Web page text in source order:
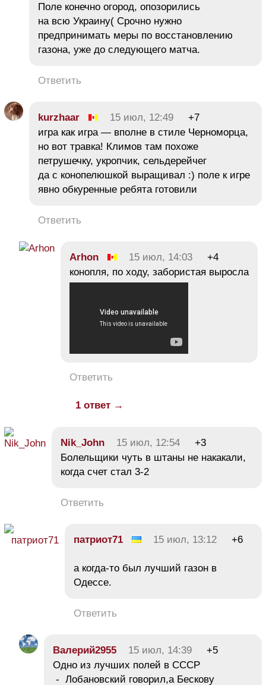
Поле конечно огород, опозорились
на всю Украину( Срочно нужно
предпринимать меры по восстановлению
газона, уже до следующего матча.
Ответить
kurzhaar 15 июл, 12:49
+7
игра как игра — вполне в стиле Черноморца,
но вот травка! Климов там похоже
петрушечку, укропчик, сельдерейчег
да с конопелюшкой выращивал :) поле к игре
явно обкуренные ребята готовили
Ответить
Arhon 15 июл, 14:03
+4
конопля, по ходу, забористая выросла
Ответить
1 ответ →
Nik_John 15 июл, 12:54
+3
Болельщики чуть в штаны не накакали,
когда счет стал 3-2
Ответить
патриот71 15 июл, 13:12 +6
а когда-то был лучший газон в
Одессе.
Ответить
Валерий2955 15 июл, 14:39
+5
Одно из лучших полей в СССР
- Лобановский говорил,а Бескову